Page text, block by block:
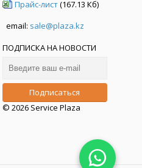
Прайс-лист(167.13 Кб)
email: sale@plaza.kz
ПОДПИСКА НА НОВОСТИ
© 2026 Service Plaza